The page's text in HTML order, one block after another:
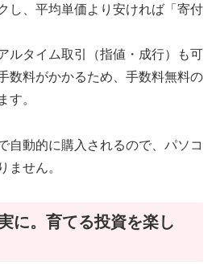
し、平均単価より安ければ「寄付
ルタイム取引（指値・成行）も可
数料がかかるため、手数料無料の
す。
自動的に購入されるので、パソコ
ません。
に。育てる投資を楽し